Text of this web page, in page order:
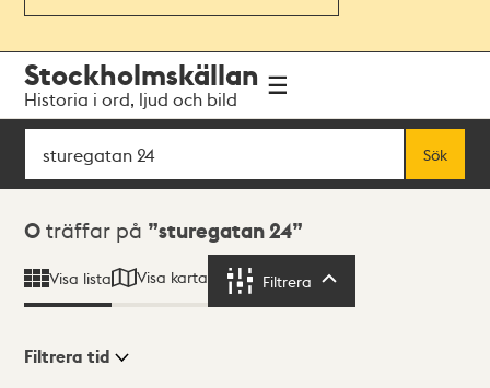
navigationen
huvudinnehållet
Stockholmskällan
Historia i ord, ljud och bild
Sök
Sök
Sökresultat
0 träffar på sturegatan 24
Visa lista Visa karta Filtrera
Filtrera tid